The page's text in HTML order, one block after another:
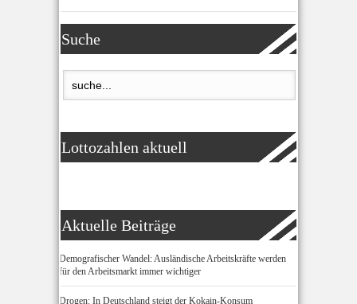
Suche
Lottozahlen aktuell
Aktuelle Beiträge
Demografischer Wandel: Ausländische Arbeitskräfte werden
für den Arbeitsmarkt immer wichtiger
Drogen: In Deutschland steigt der Kokain-Konsum